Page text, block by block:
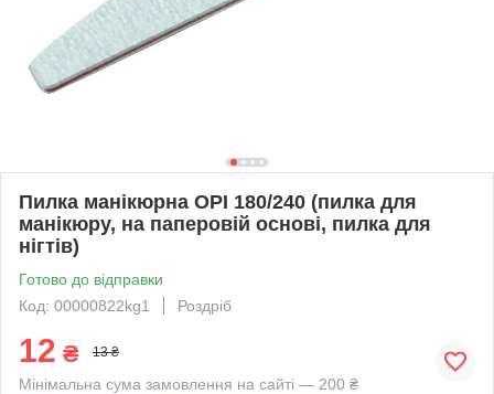
Пилка манікюрна OPI 180/240 (пилка для
манікюру, на паперовій основі, пилка для
нігтів)
Готово до відправки
Код: 00000822kg1
Роздріб
12 ₴ 13 ₴
Мінімальна сума замовлення на сайті — 200 ₴